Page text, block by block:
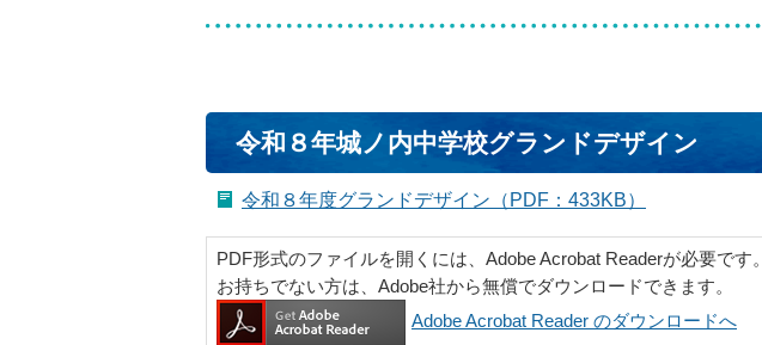
令和８年城ノ内中学校グランドデザイン
令和８年度グランドデザイン（PDF：433KB）
PDF形式のファイルを開くには、Adobe Acrobat Readerが必要です。
お持ちでない方は、Adobe社から無償でダウンロードできます。
Adobe Acrobat Reader のダウンロードへ